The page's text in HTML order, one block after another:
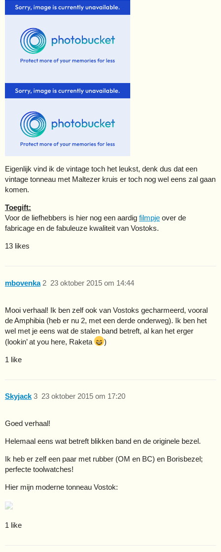
Eigenlijk vind ik de vintage toch het leukst, denk dus dat een
vintage tonneau met Maltezer kruis er toch nog wel eens zal gaan
komen.
Toegift:
Voor de liefhebbers is hier nog een aardig filmpje over de
fabricage en de fabuleuze kwaliteit van Vostoks.
13 likes
mbovenka 23 oktober 2015 om 14:44
2
Mooi verhaal! Ik ben zelf ook van Vostoks gecharmeerd, vooral
de Amphibia (heb er nu 2, met een derde onderweg). Ik ben het
wel met je eens wat de stalen band betreft, al kan het erger
(lookin’ at you here, Raketa
)
1 like
Skyjack 23 oktober 2015 om 17:20
3
Goed verhaal!
Helemaal eens wat betreft blikken band en de originele bezel.
Ik heb er zelf een paar met rubber (OM en BC) en Borisbezel;
perfecte toolwatches!
Hier mijn moderne tonneau Vostok:
1 like